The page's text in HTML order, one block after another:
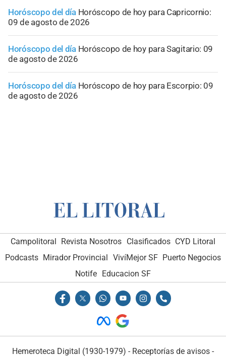
Horóscopo del día Horóscopo de hoy para Capricornio:
09 de agosto de 2026
Horóscopo del día Horóscopo de hoy para Sagitario: 09
de agosto de 2026
Horóscopo del día Horóscopo de hoy para Escorpio: 09
de agosto de 2026
Campolitoral Revista Nosotros Clasificados CYD Litoral
Podcasts Mirador Provincial VivíMejor SF Puerto Negocios
Notife
Educacion SF
Hemeroteca Digital (1930-1979) - Receptorías de avisos -